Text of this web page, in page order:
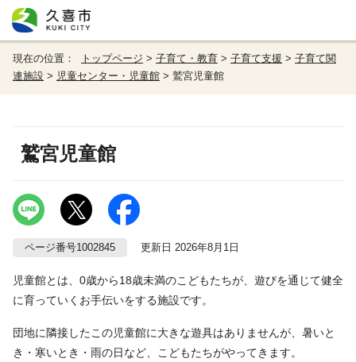
現在の位置： トップページ > 子育て・教育 > 子育て支援 > 子育て関
連施設 > 児童センター・児童館 > 鷲宮児童館
鷲宮児童館
ページ番号1002845 更新日 2026年8月1日
児童館とは、0歳から18歳未満のこどもたちが、遊びを通じて健全
に育っていくお手伝いをする施設です。
団地に隣接したこの児童館に大きな遊具はありませんが、暑いと
き・寒いとき・雨の日など、こどもたちがやってきます。